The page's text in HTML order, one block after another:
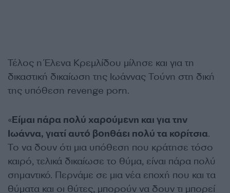
Τέλος η Έλενα Κρεμλίδου μίλησε και για τη
δικαστική δικαίωση της Ιωάννας Τούνη στη δική
της υπόθεση revenge porn.
«Είμαι πάρα πολύ χαρούμενη και για την
Ιωάννα, γιατί αυτό βοηθάει πολύ τα κορίτσια.
Το να δουν ότι μια υπόθεση που κράτησε τόσο
καιρό, τελικά δικαίωσε το θύμα, είναι πάρα πολύ
σημαντικό. Περνάμε σε μια νέα εποχή που και τα
θύματα και οι θύτες, μπορούν να δουν τι μπορεί